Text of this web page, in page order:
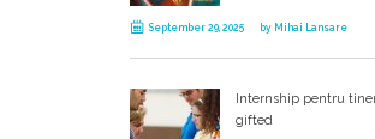
September 29, 2025 by Mihai Lansare
Internship pentru
gifted